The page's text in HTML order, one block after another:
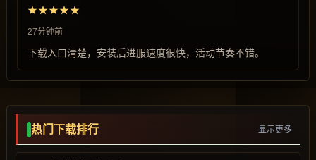
★★★★★
27分钟前
下载入口清楚，安装后进服速度很快，活动节奏不错。
热门下载排行 显示更多